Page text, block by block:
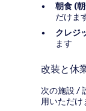
朝食 (
だけま
クレジ
ます
改装と休
次の施設 /
用いただけ